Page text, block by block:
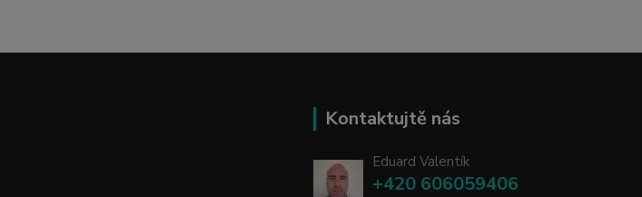
Kontaktujtě nás
Eduard Valentík
+420 606059406